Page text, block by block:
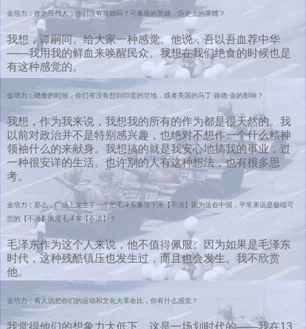
金培力：作为现代人，你们没有英雄吗？可佩服的英雄，历史上的英雄？
我想，谭嗣同。给大家一种感觉。他说，吾以吾血荐中华
——我用我的鲜血来唤醒民众。我想在我们绝食的时候也是
有这种感觉的。
金培力：绝食的时候，你们有没有想到印度的甘地，或者美国的马丁·路德·金的影响？
我想，作为我来说，我想我的所有的作为都是很天然的。我
以前对政治并不是特别感兴趣，也绝对不想作一个什么精神
领袖什么的来献身。我想搞的就是我安心地搞我的事业，过
一种很安详的生活。也许别的人有这种想法，也有很多思
考。
金培力：那么，广场上发生了一个把毛泽东像挂下来【不清】因为这在中国，平常来说是极端可
悲的【不清】佩服毛泽东【不清】？
毛泽东作为这个人来说，他不值得佩服。因为如果是毛泽东
时代，这种残酷镇压也发生过，而且也会发生。我不欣赏
他。
金培力：有人说把你们的运动和文化大革命比，你有什么感觉？
我觉得他们的想象力太低下。这是一场划时代的——我在13